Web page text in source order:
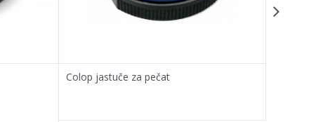
Colop jastuče za pečat